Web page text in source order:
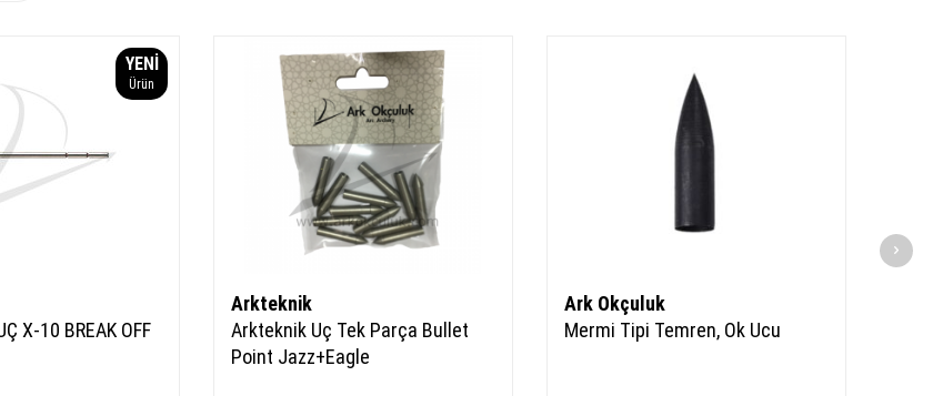
YENI
Ürün
X-10 BREAK OFF
Arkteknik
Arkteknik Uç Tek Parça Bullet
Point Jazz+Eagle
Ark Okçuluk
Mermi Tipi Temren, Ok Ucu